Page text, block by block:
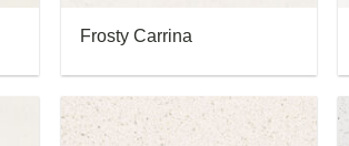
Frosty Carrina